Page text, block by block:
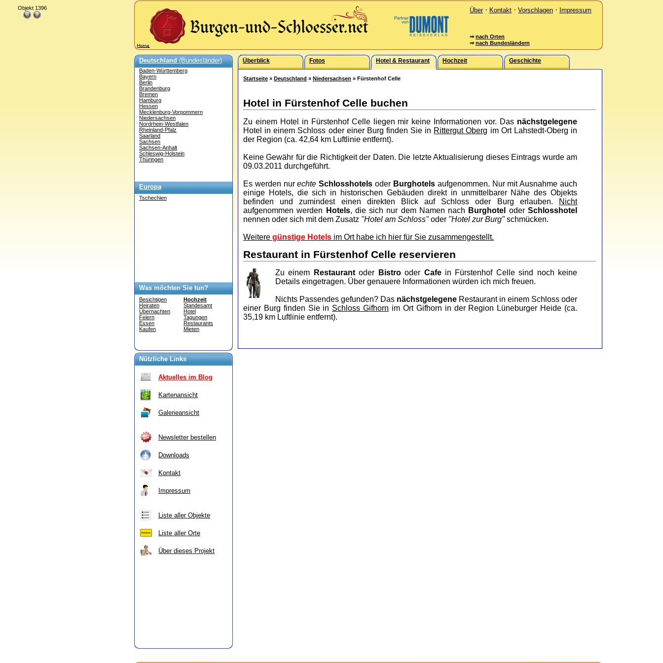
Über· Kontakt · Vorschlagen · Impressum
⇒ nach Orten
⇒ nach Bundesländern
Deutschland(Bundesländer)
Baden-Württemberg
Bayern
Berlin
Brandenburg
Bremen
Hamburg
Hessen
Mecklenburg-Vorpommern
Niedersachsen
Nordrhein-Westfalen
Rheinland-Pfalz
Saarland
Sachsen
Sachsen-Anhalt
Schleswig-Holstein
Thüringen
Europa
Tschechien
Was möchten Sie tun?
Besichtigen
Heiraten
Übernachten
Feiern
Essen
Kaufen
Hochzeit
Standesamt
Hotel
Tagungen
Restaurants
Mieten
Nützliche Links
Aktuelles im Blog
Kartenansicht
Galerieansicht
Newsletter bestellen
Downloads
Kontakt
Impressum
Liste aller Objekte
Liste aller Orte
Über dieses Projekt
Überblick Fotos Hotel & Restaurant Hochzeit Geschichte
Startseite » Deutschland » Niedersachsen » Fürstenhof Celle
Hotel in Fürstenhof Celle buchen
Zu einem Hotel in Fürstenhof Celle liegen mir keine Informationen vor. Das nächstgelegene
Hotel in einem Schloss oder einer Burg finden Sie in Rittergut Oberg im Ort Lahstedt-Oberg in
der Region (ca. 42,64 km Luftlinie entfernt).
Keine Gewähr für die Richtigkeit der Daten. Die letzte Aktualisierung dieses Eintrags wurde am
09.03.2011 durchgeführt.
Es werden nurechte Schlosshotels oder Burghotelsaufgenommen. Nur mit Ausnahme auch
einige Hotels, die sich in historischen Gebäuden direkt in unmittelbarer Nähe des Objekts
befinden und zumindest einen direkten Blick auf Schloss oder Burg erlauben.
Nicht
aufgenommen werden
Hotels, die sich nur dem Namen nach Burghotel oderSchlosshotel
nennen oder sich mit dem Zusatz "Hotel am Schloss"oder "Hotel zur Burg"schmücken.
Weitere günstige Hotels im Ort habe ich hier für Sie zusammengestellt.
Restaurant in Fürstenhof Celle reservieren
Zu einem Restaurantoder Bistrooder Cafein Fürstenhof Celle sind noch keine
Details eingetragen. Über genauere Informationen würden ich mich freuen.
Nichts Passendes gefunden? Das nächstgelegene Restaurant in einem Schloss oder
einer Burg finden Sie in Schloss Gifhorn im Ort Gifhorn in der Region Lüneburger Heide (ca.
35,19 km Luftlinie entfernt).
Objekt 1396